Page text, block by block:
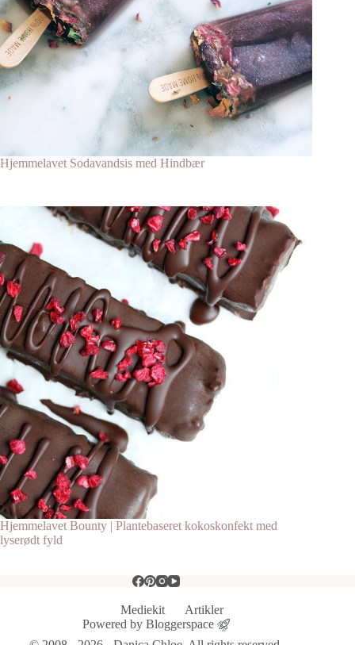
Hjemmelavet Sodavandsis med Hindbær
Hjemmelavet Bounty | Plantebaseret kokoskonfekt med
lyserødt fyld
Mediekit
Artikler
Powered byBloggerspace